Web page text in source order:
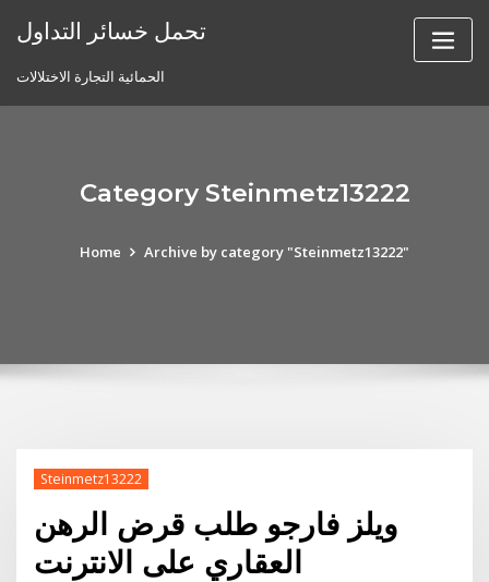
تحمل خسائر التداول
الحمائية التجارة الاختلالات
Category Steinmetz13222
Home Archive by category "Steinmetz13222"
Steinmetz13222
ويلز فارجو طلب قرض الرهن
العقاري على الانترنت